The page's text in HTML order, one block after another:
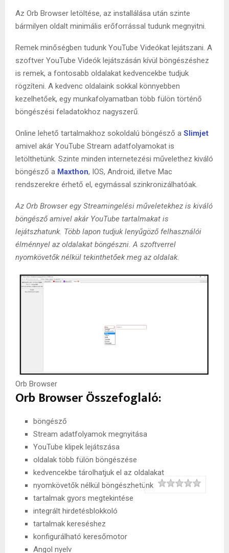
Az Orb Browser letöltése, az installálása után szinte
bármilyen oldalt minimális erőforrással tudunk megnyitni.
Remek minőségben tudunk YouTube Videókat lejátszani. A
szoftver YouTube Videók lejátszásán kívül böngészéshez
is remek, a fontosabb oldalakat kedvencekbe tudjuk
rögzíteni. A kedvenc oldalaink sokkal könnyebben
kezelhetőek, egy munkafolyamatban több fülön történő
böngészési feladatokhoz nagyszerű.
Online lehető tartalmakhoz sokoldalú böngésző a Slimjet
amivel akár YouTube Stream adatfolyamokat is
letölthetünk. Szinte minden internetezési művelethez kiváló
böngésző a Maxthon, IOS, Android, illetve Mac
rendszerekre érhető el, egymással szinkronizálhatóak.
Az Orb Browser egy Streamingelési műveletekhez is kiváló
böngésző amivel akár YouTube tartalmakat is
lejátszhatunk. Több lapon tudjuk lenyűgöző felhasználói
élménnyel az oldalakat böngészni. A szoftverrel
nyomkövetők nélkül tekinthetőek meg az oldalak.
Orb Browser
Orb Browser Összefoglaló:
böngésző
Stream adatfolyamok megnyitása
YouTube klipek lejátszása
oldalak több fülön böngészése
kedvencekbe tárolhatjuk el az oldalakat
nyomkövetők nélkül böngészhetünk
tartalmak gyors megtekintése
integrált hirdetésblokkoló
tartalmak kereséshez
konfigurálható keresőmotor
Angol nyelv
Rating 1 star
2 stars
3 stars
4 stars
5 stars